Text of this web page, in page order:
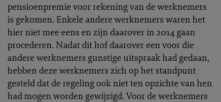
pensioenpremie voor rekening van de werknemers
is gekomen. Enkele andere werknemers waren het
hier niet mee eens en zijn daarover in 2014 gaan
procederen. Nadat dit hof daarover een voor die
andere werknemers gunstige uitspraak had gedaan,
hebben deze werknemers zich op het standpunt
gesteld dat de regeling ook niet ten opzichte van hen
had mogen worden gewijzigd. Voor de werknemers